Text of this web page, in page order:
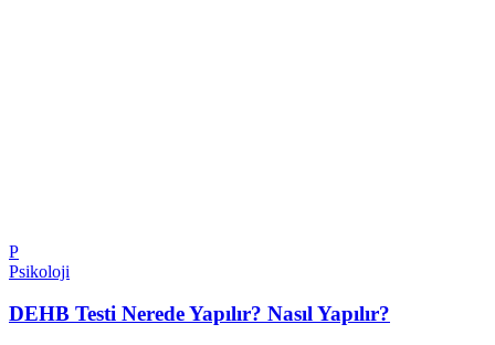
P
Psikoloji
DEHB Testi Nerede Yapılır? Nasıl Yapılır?